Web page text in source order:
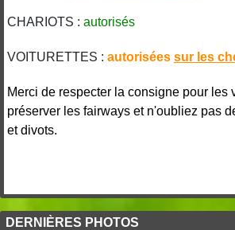
CHARIOTS : autorisés
VOITURETTES : autorisées sur les
Merci de respecter la consigne pour les
préserver les fairways et n'oubliez pas
et divots.
DERNIÈRES PHOTOS